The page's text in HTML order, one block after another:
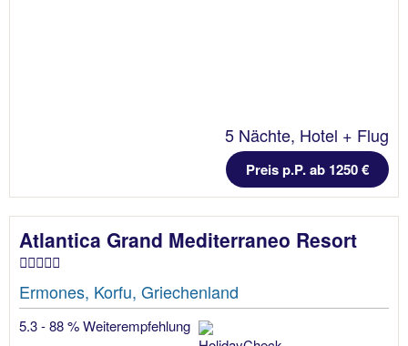
5 Nächte, Hotel + Flug
Preis p.P. ab 1250 €
Atlantica Grand Mediterraneo Resort
Ermones, Korfu, Griechenland
5.3 - 88 % Weiterempfehlung